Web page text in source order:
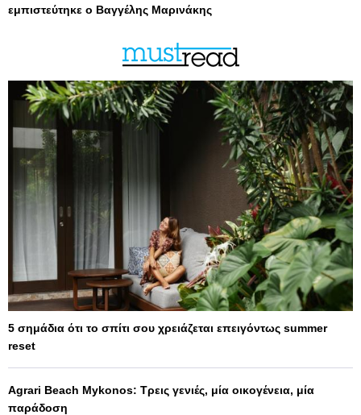
εμπιστεύτηκε ο Βαγγέλης Μαρινάκης
5 σημάδια ότι το σπίτι σου χρειάζεται επειγόντως summer
reset
Agrari Beach Mykonos: Τρεις γενιές, μία οικογένεια, μία
παράδοση